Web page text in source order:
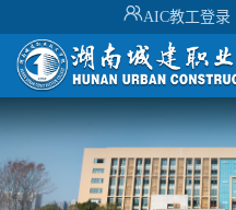
AIC教工登录